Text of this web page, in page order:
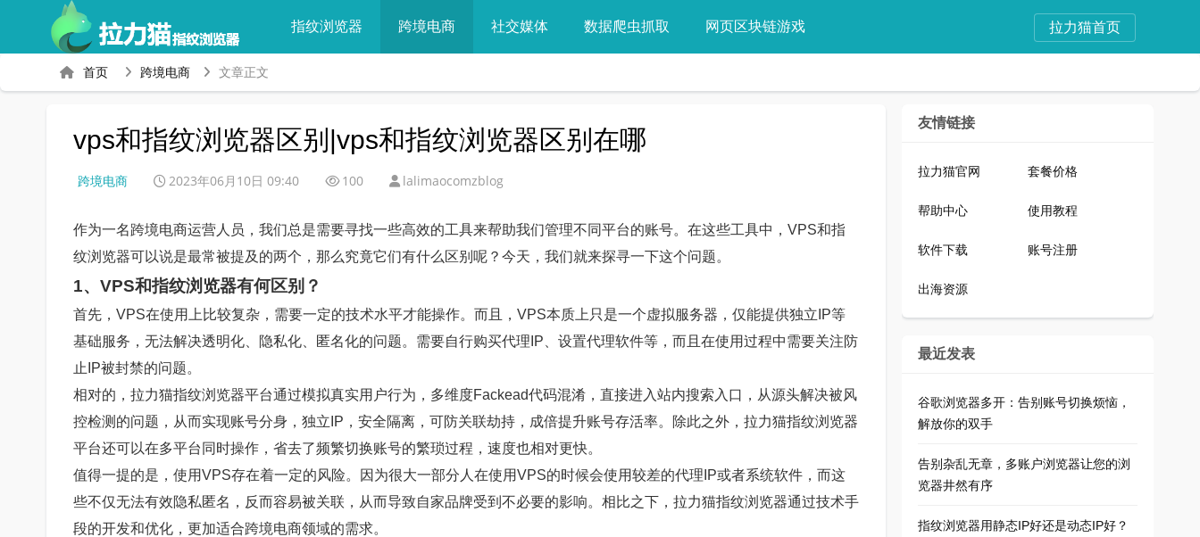
指纹浏览器 跨境电商 社交媒体 数据爬虫抓取 网页区块链游戏 拉力猫首页
首页 跨境电商 文章正文
vps和指纹浏览器区别|vps和指纹浏览器区别在哪
跨境电商 2023年06月10日 09:40 100 lalimaocomzblog
作为一名跨境电商运营人员，我们总是需要寻找一些高效的工具来帮助我们管理不同平台的账号。在这些工具中，VPS和指
纹浏览器可以说是最常被提及的两个，那么究竟它们有什么区别呢？今天，我们就来探寻一下这个问题。
1、VPS和指纹浏览器有何区别？
首先，VPS在使用上比较复杂，需要一定的技术水平才能操作。而且，VPS本质上只是一个虚拟服务器，仅能提供独立IP等
基础服务，无法解决透明化、隐私化、匿名化的问题。需要自行购买代理IP、设置代理软件等，而且在使用过程中需要关注防
止IP被封禁的问题。
相对的，拉力猫指纹浏览器平台通过模拟真实用户行为，多维度Fackead代码混淆，直接进入站内搜索入口，从源头解决被风
控检测的问题，从而实现账号分身，独立IP，安全隔离，可防关联劫持，成倍提升账号存活率。除此之外，拉力猫指纹浏览器
平台还可以在多平台同时操作，省去了频繁切换账号的繁琐过程，速度也相对更快。
值得一提的是，使用VPS存在着一定的风险。因为很大一部分人在使用VPS的时候会使用较差的代理IP或者系统软件，而这
些不仅无法有效隐私匿名，反而容易被关联，从而导致自家品牌受到不必要的影响。相比之下，拉力猫指纹浏览器通过技术手
段的开发和优化，更加适合跨境电商领域的需求。
友情链接
拉力猫官网 套餐价格
帮助中心 使用教程
软件下载 账号注册
出海资源
最近发表
谷歌浏览器多开：告别账号切换烦恼，
解放你的双手
告别杂乱无章，多账户浏览器让您的浏
览器井然有序
指纹浏览器用静态IP好还是动态IP好？